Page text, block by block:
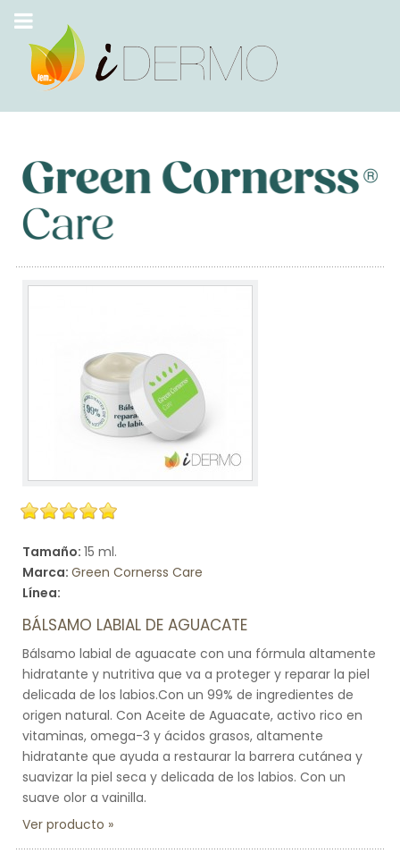
Tamaño: 15 ml.
Marca: Green Cornerss Care
Línea:
BÁLSAMO LABIAL DE AGUACATE
Bálsamo labial de aguacate con una fórmula altamente
hidratante y nutritiva que va a proteger y reparar la piel
delicada de los labios.Con un 99% de ingredientes de
origen natural. Con Aceite de Aguacate, activo rico en
vitaminas, omega-3 y ácidos grasos, altamente
hidratante que ayuda a restaurar la barrera cutánea y
suavizar la piel seca y delicada de los labios. Con un
suave olor a vainilla.
Ver producto